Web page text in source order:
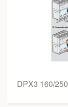
DPX3 160/250